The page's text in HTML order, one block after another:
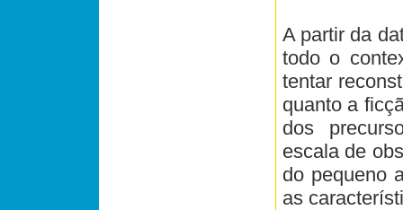
A partir da
todo o
tentar
quanto a
dos
escala de
do pequeno
as